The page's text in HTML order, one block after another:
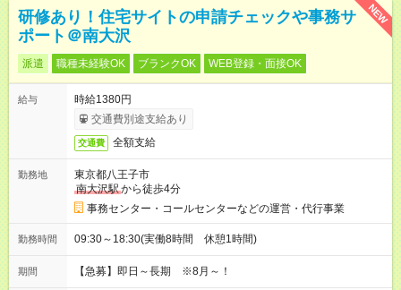
NEW
研修あり！住宅サイトの申請チェックや事務サ
ポート＠南大沢
派遣 職種未経験OK ブランクOK WEB登録・面接OK
給与
時給1380円
交通費別途支給あり
交通費 全額支給
勤務地
東京都八王子市
南大沢駅から徒歩4分
事務センター・コールセンターなどの運営・代行事業
勤務時間 09:30～18:30(実働8時間 休憩1時間)
期間 【急募】即日～長期 ※8月～！